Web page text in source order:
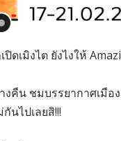
ปิดเมิงไต ยังไงให้
งคืน ชมบรรยากาศเมือ
นไปเลยสิ!!!